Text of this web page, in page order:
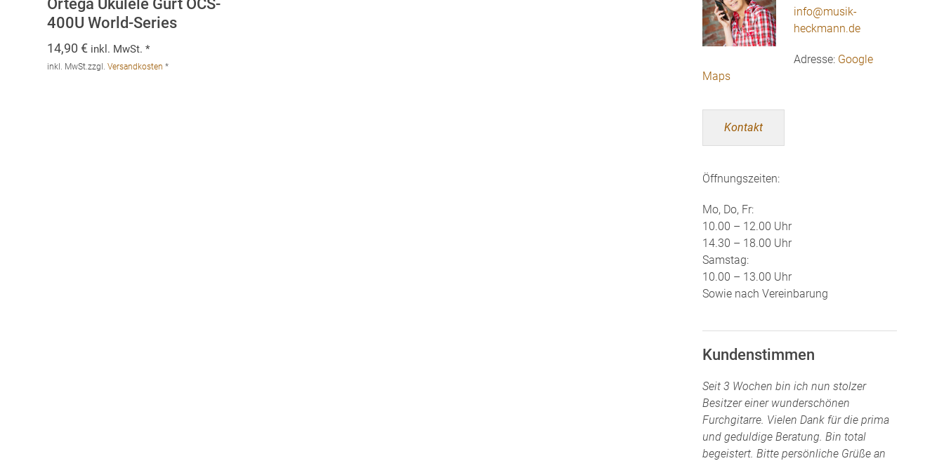
Ortega Ukulele Gurt OCS-
400U World-Series
14,90€ inkl. MwSt. *
inkl. MwSt.zzgl.Versandkosten *
info@musik-
heckmann.de
Adresse: Google
Maps
Kontakt
Öffnungszeiten:
Mo, Do, Fr:
10.00 – 12.00 Uhr
14.30 – 18.00 Uhr
Samstag:
10.00 – 13.00 Uhr
Sowie nach Vereinbarung
Kundenstimmen
Seit 3 Wochen bin ich nun stolzer
Besitzer einer wunderschönen
Furchgitarre. Vielen Dank für die prima
und geduldige Beratung. Bin total
begeistert. Bitte persönliche Grüße an